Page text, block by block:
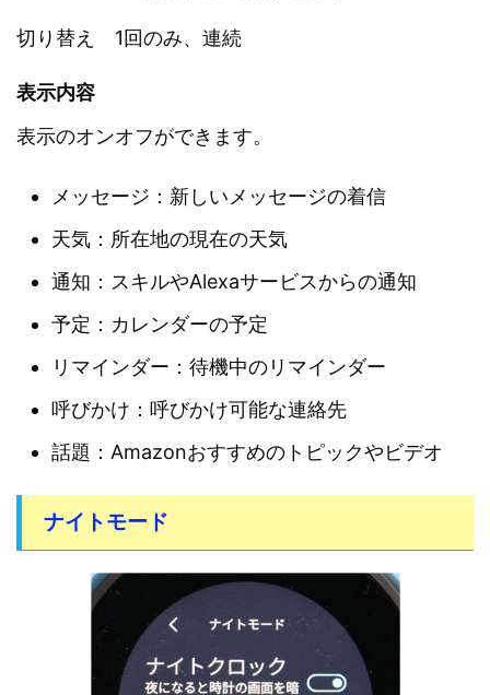
切り替え 1回のみ、連続
表示内容
表示のオンオフができます。
メッセージ：新しいメッセージの着信
天気：所在地の現在の天気
通知：スキルやAlexaサービスからの通知
予定：カレンダーの予定
リマインダー：待機中のリマインダー
呼びかけ：呼びかけ可能な連絡先
話題：Amazonおすすめのトピックやビデオ
ナイトモード